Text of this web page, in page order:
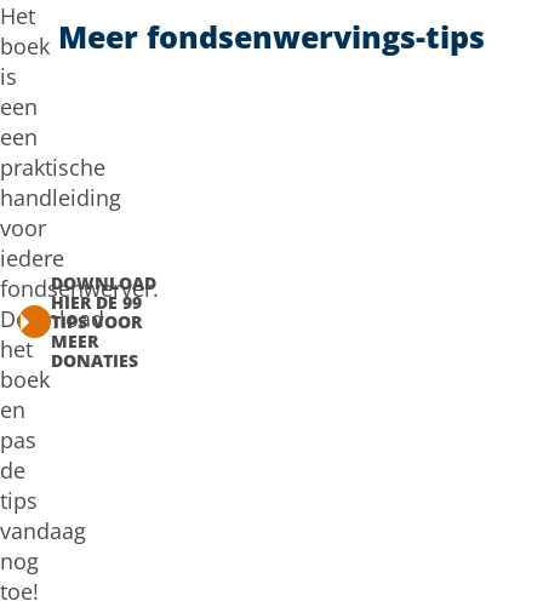
Het
boek
is
een
een
praktische
handleiding
voor
iedere
fondsenwerver.
Download
het
boek
en
pas
de
tips
vandaag
nog
toe!
DOWNLOAD
HIER DE 99
TIPS VOOR
MEER
DONATIES
Meer fondsenwervings-tips